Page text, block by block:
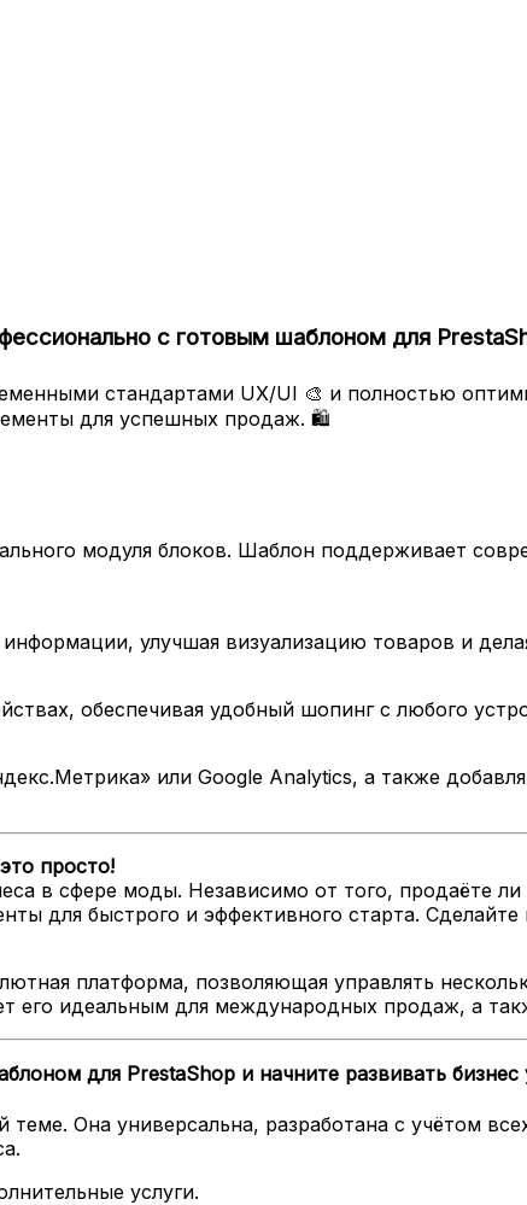
с готовым шаблоном для
стандартами UX/UI 🎨 и полностью
для успешных продаж. 🛍️
модуля блоков. Шаблон поддерживает
улучшая визуализацию товаров и
обеспечивая удобный шопинг с любого
или Google Analytics, а также
просто!
в сфере моды. Независимо от того, продаёте
для быстрого и эффективного старта.
платформа, позволяющая управлять
его идеальным для международных продаж, а
для PrestaShop и начните развивать бизнес
Она универсальна, разработана с учётом
услуги.